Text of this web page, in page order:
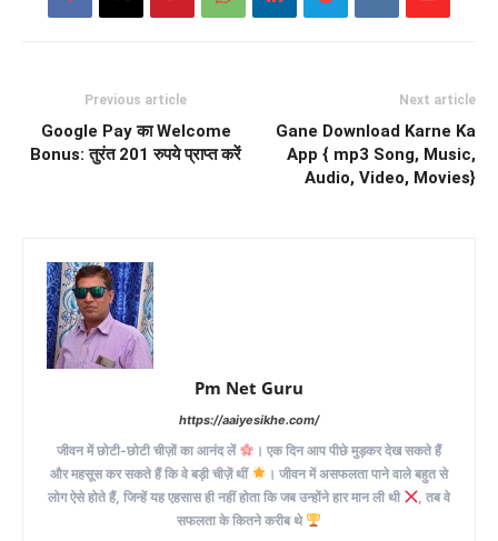
Previous article
Google Pay का Welcome
Bonus: तुरंत 201 रुपये प्राप्त करें
Next article
Gane Download Karne Ka
App { mp3 Song, Music,
Audio, Video, Movies}
Pm Net Guru
https://aaiyesikhe.com/
जीवन में छोटी-छोटी चीज़ों का आनंद लें
। एक दिन आप पीछे मुड़कर देख सकते हैं
और महसूस कर सकते हैं कि वे बड़ी चीज़ें थीं
। जीवन में असफलता पाने वाले बहुत से
लोग ऐसे होते हैं, जिन्हें यह एहसास ही नहीं होता कि जब उन्होंने हार मान ली थी
, तब वे
सफलता के कितने करीब थे